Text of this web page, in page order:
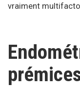
vraiment